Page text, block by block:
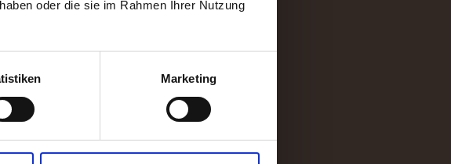
oder die sie im Rahmen Ihrer Nutzung
Marketing